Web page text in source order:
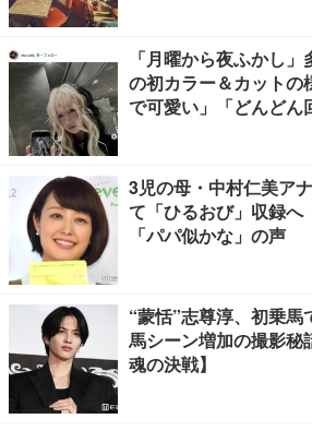
「月曜から夜ふかし
の初カラー＆カットの
で可愛い」「どんどん
3児の母・中村仁美ア
て「ひるおび」収録へ
「パパ似かな」の声
“蒙恬”志尊淳、初乗
馬シーン増加の撮影秘
魂の決戦】